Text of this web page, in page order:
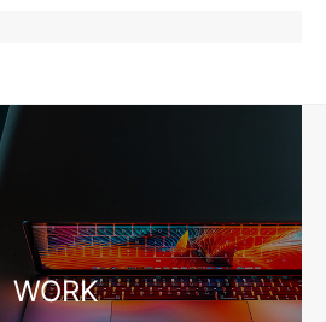
做？产品目录和询盘字段先定
WORK